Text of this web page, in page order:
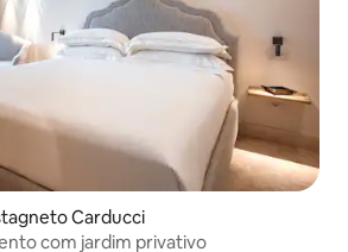
Carducci
com jardim privativo